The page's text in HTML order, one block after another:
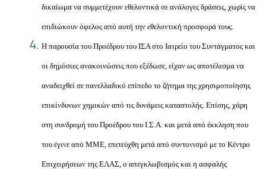
δικαίωμα να συμμετέχουν εθελοντικά σε ανάλογες δράσεις, χωρίς να
επιδιώκουν όφελος από αυτή την εθελοντική προσφορά τους.
Η παρουσία του Προέδρου του ΙΣΑ στο Ιατρείο του Συντάγματος και
οι δημόσιες ανακοινώσεις που εξέδωσε, είχαν ως αποτέλεσμα να
αναδειχθεί σε πανελλαδικό επίπεδο το ζήτημα της χρησιμοποίησης
επικίνδυνων χημικών από τις δυνάμεις καταστολής. Επίσης, χάρη
στη συνδρομή του Προέδρου του Ι.Σ.Α. και μετά από έκκληση που
του έγινε από ΜΜΕ, επετεύχθη μετά από συντονισμό με το Κέντρο
Επιχειρήσεων της ΕΛΑΣ, ο απεγκλωβισμός και η ασφαλής